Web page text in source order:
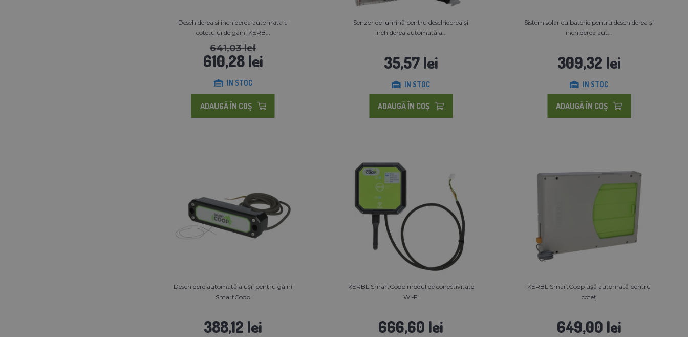
Deschiderea si inchiderea automata a
cotetului de gaini KERB...
641,03 lei
610,28 lei
IN STOC
ADAUGĂ ÎN COŞ
Senzor de lumină pentru deschiderea și
închiderea automată a...
35,57 lei
IN STOC
ADAUGĂ ÎN COŞ
Sistem solar cu baterie pentru deschiderea și
închiderea aut...
309,32 lei
IN STOC
ADAUGĂ ÎN COŞ
Deschidere automată a ușii pentru găini
SmartCoop
388,12 lei
KERBL SmartCoop modul de conectivitate
Wi‑Fi
666,60 lei
KERBL SmartCoop ușă automată pentru
coteț
649,00 lei